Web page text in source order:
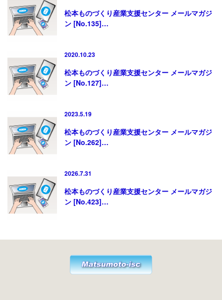
松本ものづくり産業支援センター メールマガジ
ン [No.135]…
2020.10.23
松本ものづくり産業支援センター メールマガジ
ン [No.127]…
2023.5.19
松本ものづくり産業支援センター メールマガジ
ン [No.262]…
2026.7.31
松本ものづくり産業支援センター メールマガジ
ン [No.423]…